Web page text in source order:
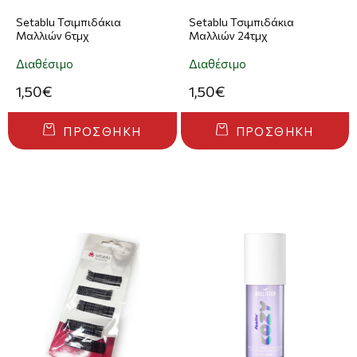
Setablu Τσιμπιδάκια
Μαλλιών 6τμχ
Διαθέσιμο
1,50€
ΠΡΟΣΘΉΚΗ
Setablu Τσιμπιδάκια
Μαλλιών 24τμχ
Διαθέσιμο
1,50€
ΠΡΟΣΘΉΚΗ